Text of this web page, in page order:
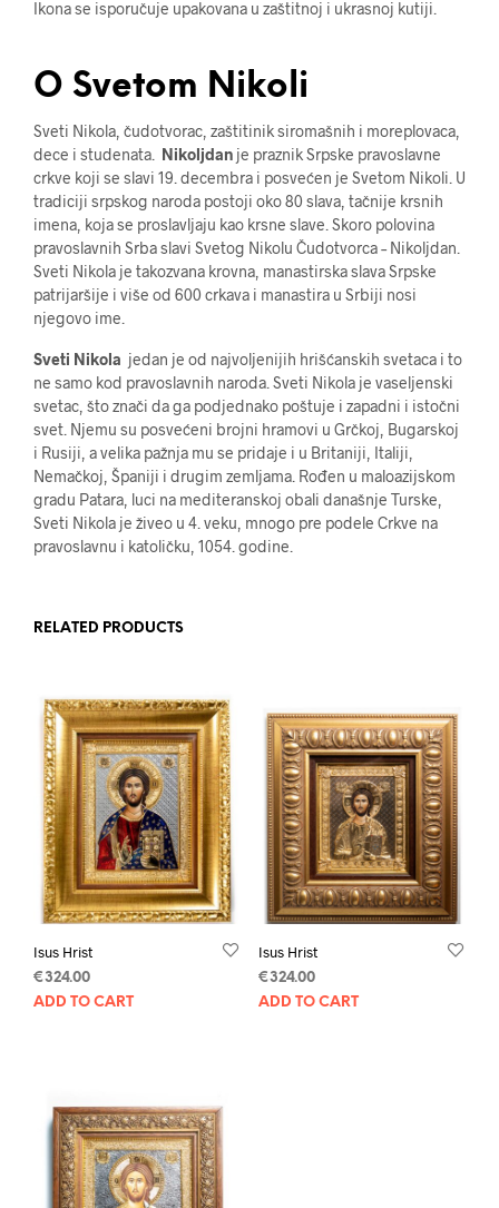
Ikona se isporučuje upakovana u zaštitnoj i ukrasnoj kutiji.
O Svetom Nikoli
Sveti Nikola, čudotvorac, zaštitinik siromašnih i moreplovaca,
dece i studenata. Nikoljdan je praznik Srpske pravoslavne
crkve koji se slavi 19. decembra i posvećen je Svetom Nikoli. U
tradiciji srpskog naroda postoji oko 80 slava, tačnije krsnih
imena, koja se proslavljaju kao krsne slave. Skoro polovina
pravoslavnih Srba slavi Svetog Nikolu Čudotvorca – Nikoljdan.
Sveti Nikola je takozvana krovna, manastirska slava Srpske
patrijaršije i više od 600 crkava i manastira u Srbiji nosi
njegovo ime.
Sveti Nikola jedan je od najvoljenijih hrišćanskih svetaca i to
ne samo kod pravoslavnih naroda. Sveti Nikola je vaseljenski
svetac, što znači da ga podjednako poštuje i zapadni i istočni
svet. Njemu su posvećeni brojni hramovi u Grčkoj, Bugarskoj
i Rusiji, a velika pažnja mu se pridaje i u Britaniji, Italiji,
Nemačkoj, Španiji i drugim zemljama. Rođen u maloazijskom
gradu Patara, luci na mediteranskoj obali današnje Turske,
Sveti Nikola je živeo u 4. veku, mnogo pre podele Crkve na
pravoslavnu i katoličku, 1054. godine.
RELATED PRODUCTS
Isus Hrist
€324.00
ADD TO CART
Isus Hrist
€324.00
ADD TO CART